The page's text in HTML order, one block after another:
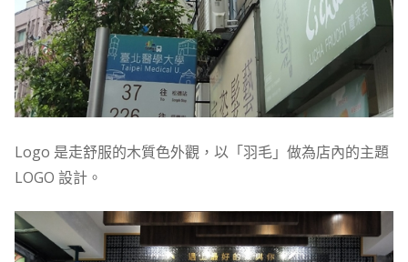
Logo 是走舒服的木質色外觀，以「羽毛」做為店內的主題
LOGO 設計。